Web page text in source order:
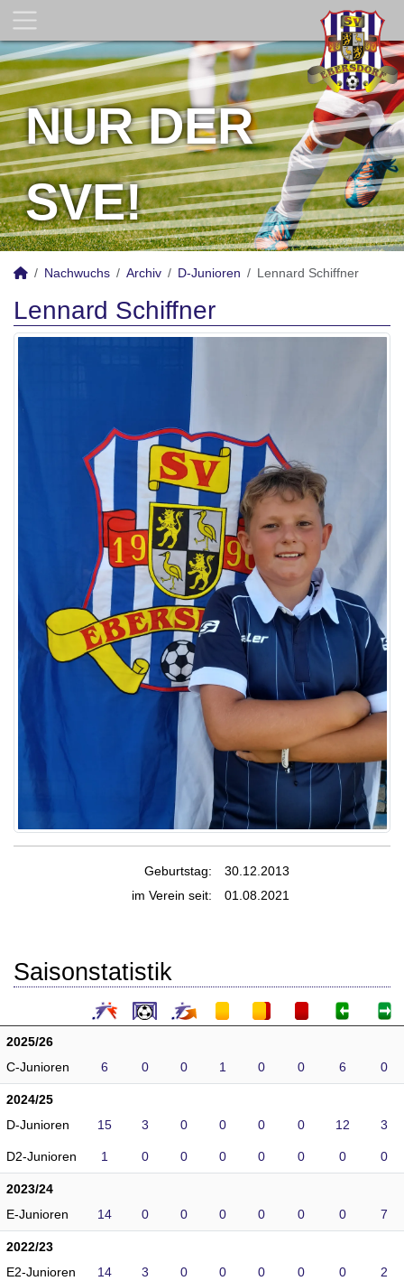
NUR DER
SVE!
Nachwuchs Archiv D-Junioren Lennard Schiffner
Lennard Schiffner
Geburtstag:
30.12.2013
im Verein seit:
01.08.2021
Saisonstatistik
2025/26
C-Junioren
6 0 0 1 0 0 6 0
2024/25
D-Junioren
15 3 0 0 0 0 12 3
D2-Junioren 1 0 0 0 0 0 0 0
2023/24
E-Junioren
14 0 0 0 0 0 0 7
2022/23
E2-Junioren
14 3 0 0 0 0 0 2